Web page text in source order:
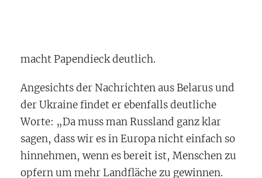
macht Papendieck deutlich.
Angesichts der Nachrichten aus Belarus und
der Ukraine findet er ebenfalls deutliche
Worte: „Da muss man Russland ganz klar
sagen, dass wir es in Europa nicht einfach so
hinnehmen, wenn es bereit ist, Menschen zu
opfern um mehr Landfläche zu gewinnen.